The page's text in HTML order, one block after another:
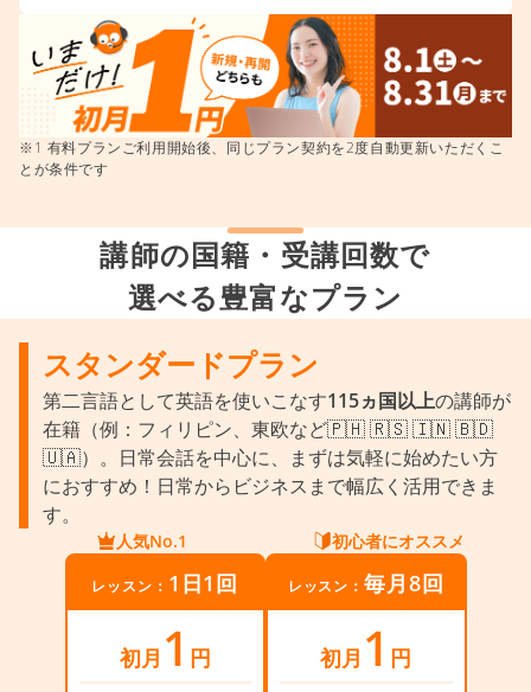
※1 有料プランご利用開始後、同じプラン契約を2度自動更新いただくこ
とが条件です
講師の国籍・受講回数で
選べる豊富なプラン
スタンダードプラン
第二言語として英語を使いこなす115ヵ国以上の講師が
在籍（例：フィリピン、東欧など🇵🇭 🇷🇸 🇮🇳 🇧🇩
🇺🇦）。日常会話を中心に、まずは気軽に始めたい方
におすすめ！日常からビジネスまで幅広く活用できま
す。
人気No.1 初心者にオススメ
レッスン： 1日1回
初月 1 円
レッスン：毎月8回
初月 1 円